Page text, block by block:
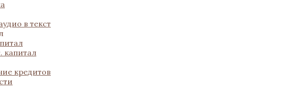
в текст
капитал
кредитов